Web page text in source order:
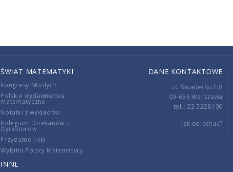
ŚWIAT MATEMATYKI
Kongresy Młodych
Polskie wydawnictwa
matematyczne
Notatki z wykładów
Kolegium Dziekanów i
Dyrektorów
Przydatne linki
Wybitni Polscy Matematycy
INNE
DANE KONTAKTOWE
ul. Śniadeckich 8
00-656 Warszawa
tel.: 22 5228100
Jak dojechać?